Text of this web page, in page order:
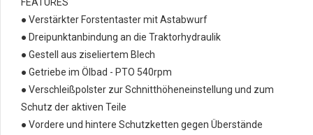
● Verstärkter Forstentaster mit Astabwurf
● Dreipunktanbindung an die Traktorhydraulik
● Gestell aus ziseliertem Blech
● Getriebe im Ölbad - PTO 540rpm
● Verschleißpolster zur Schnitthöheneinstellung und zum
Schutz der aktiven Teile
● Vordere und hintere Schutzketten gegen Überstände